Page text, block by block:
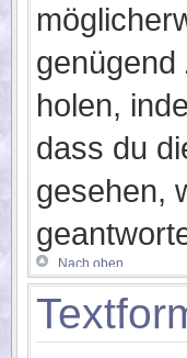
holen,
dass du
gesehen,
Nach oben